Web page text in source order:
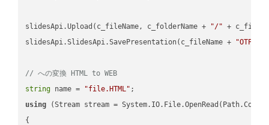
slidesApi.Upload(c_fileName, c_folderName + "/" +
slidesApi.SlidesApi.SavePresentation(c_fileName +
"OTP"
// への変換 HTML to WEB
string name = "file.HTML"
using (Stream stream =
{